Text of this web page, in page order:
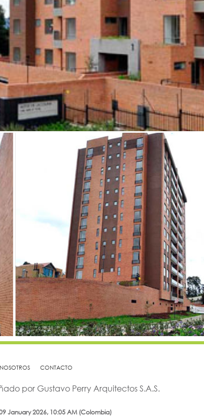
NOSOTROS CONTACTO
por Gustavo Perry Arquitectos S.A.S.
January 2026, 10:05 AM (Colombia)